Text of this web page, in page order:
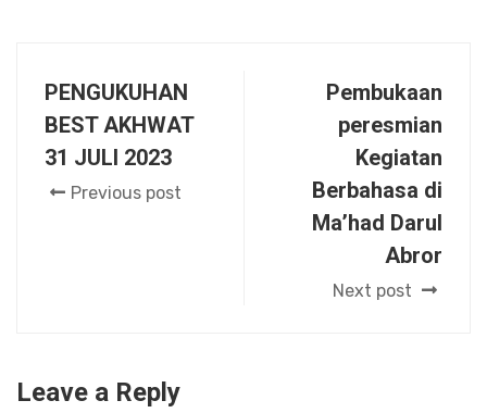
PENGUKUHAN
BEST AKHWAT
31 JULI 2023
Previous post
Pembukaan
peresmian
Kegiatan
Berbahasa di
Ma’had Darul
Abror
Next post
Leave a Reply